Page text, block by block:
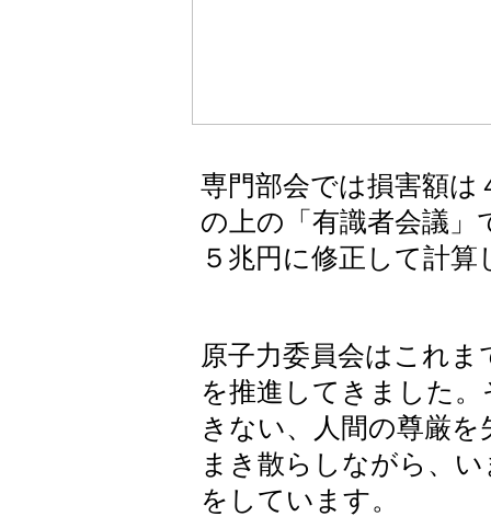
専門部会では損害額
の上の「有識者会議
５兆円に修正して計
原子力委員会はこれ
を推進してきました
きない、人間の尊厳
まき散らしながら、
をしています。